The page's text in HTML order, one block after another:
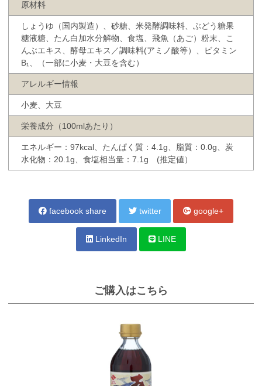
原材料
しょうゆ（国内製造）、砂糖、米発酵調味料、ぶどう糖果
糖液糖、たん白加水分解物、食塩、飛魚（あご）粉末、こ
んぶエキス、酵母エキス／調味料(アミノ酸等）、ビタミン
B₁、（一部に小麦・大豆を含む）
アレルギー情報
小麦、大豆
栄養成分（100mlあたり）
エネルギー：97kcal、たんぱく質：4.1g、脂質：0.0g、炭
水化物：20.1g、食塩相当量：7.1g (推定値）
facebook share twitter google+
LinkedIn LINE
ご購入はこちら